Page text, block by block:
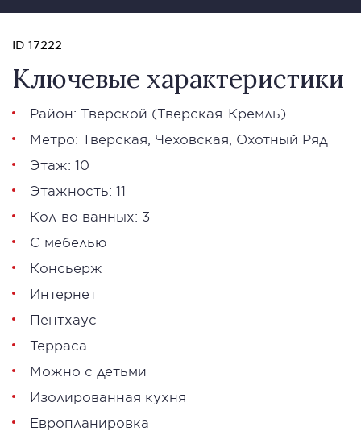
ID 17222
Ключевые характеристики
Район: Тверской (Тверская-Кремль)
Метро: Тверская Чеховская Охотный Ряд
Этаж: 10
Этажность: 11
Кол-во ванных: 3
С мебелью
Консьерж
Интернет
Пентхаус
Терраса
Можно с детьми
Изолированная кухня
Европланировка